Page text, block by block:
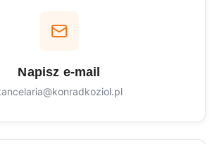
Napisz e-mail